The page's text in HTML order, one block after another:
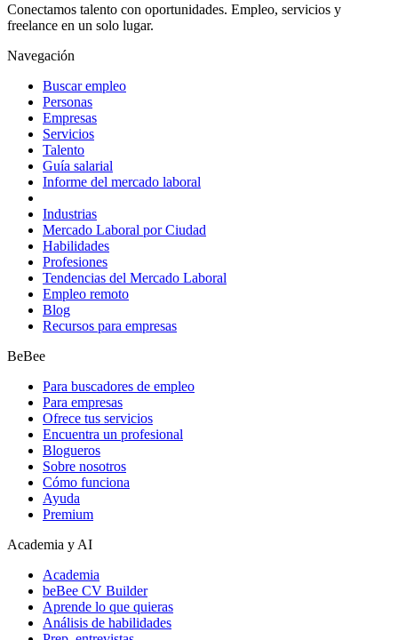
Conectamos talento con oportunidades. Empleo, servicios y
freelance en un solo lugar.
Navegación
Buscar empleo
Personas
Empresas
Servicios
Talento
Guía salarial
Informe del mercado laboral
Industrias
Mercado Laboral por Ciudad
Habilidades
Profesiones
Tendencias del Mercado Laboral
Empleo remoto
Blog
Recursos para empresas
BeBee
Para buscadores de empleo
Para empresas
Ofrece tus servicios
Encuentra un profesional
Blogueros
Sobre nosotros
Cómo funciona
Ayuda
Premium
Academia y AI
Academia
beBee CV Builder
Aprende lo que quieras
Análisis de habilidades